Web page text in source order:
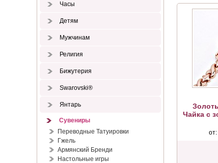
Часы
Детям
Мужчинам
Религия
Бижутерия
Swarovski®
Янтарь
Сувениры
Переводные Татуировки
Гжель
Армянский Бренди
Настольные игры
Чайка с